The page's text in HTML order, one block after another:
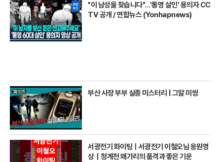
"이 남성을 찾습니다"…'통영 살인' 용의자 CC
TV 공개 / 연합뉴스 (Yonhapnews)
부산 사장 부부 실종 미스터리 | 그알 미씽
서광전기 화이팅ㅣ서광전기 이철오님 응원영
상｜청계천 왜가리의 품격과 좋은 기운